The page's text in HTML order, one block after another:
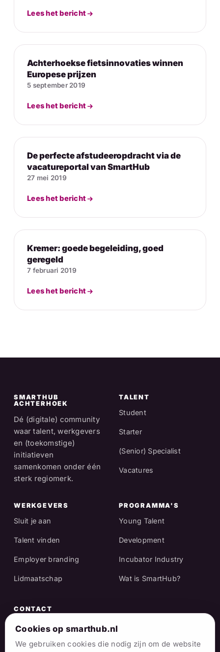
Lees het bericht
Achterhoekse fietsinnovaties winnen
Europese prijzen
5 september 2019
Lees het bericht
De perfecte afstudeeropdracht via de
vacatureportal van SmartHub
27 mei 2019
Lees het bericht
Kremer: goede begeleiding, goed
geregeld
7 februari 2019
Lees het bericht
SMARTHUB
ACHTERHOEK
Dé (digitale) community
waar talent, werkgevers
en (toekomstige)
initiatieven
samenkomen onder één
sterk regiomerk.
TALENT
Student
Starter
(Senior) Specialist
Vacatures
WERKGEVERS
Sluit je aan
Talent vinden
Employer branding
Lidmaatschap
PROGRAMMA'S
Young Talent
Development
Incubator Industry
Wat is SmartHub?
CONTACT
Raadhuisstraat 25
7001 EX Doetinchem
Cookies op smarthub.nl
We gebruiken cookies die nodig zijn om de website